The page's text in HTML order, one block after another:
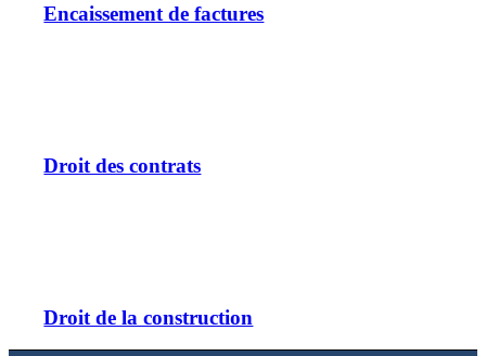
Encaissement de factures
Droit des contrats
Droit de la construction